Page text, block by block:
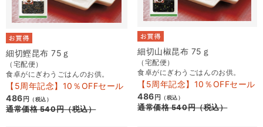
細切鰹昆布 75ｇ
（宅配便）
食卓がにぎわうごはんのお供。
【5周年記念】10％OFFセール
486 円 （税込）
通常価格540円（税込）
細切山椒昆布 75ｇ
（宅配便）
食卓がにぎわうごはんのお供。
【5周年記念】10％OFFセール
486 円 （税込）
通常価格540円（税込）